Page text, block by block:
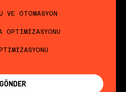
VE OTOMASYON
OPTİMİZASYONU
GÖNDER